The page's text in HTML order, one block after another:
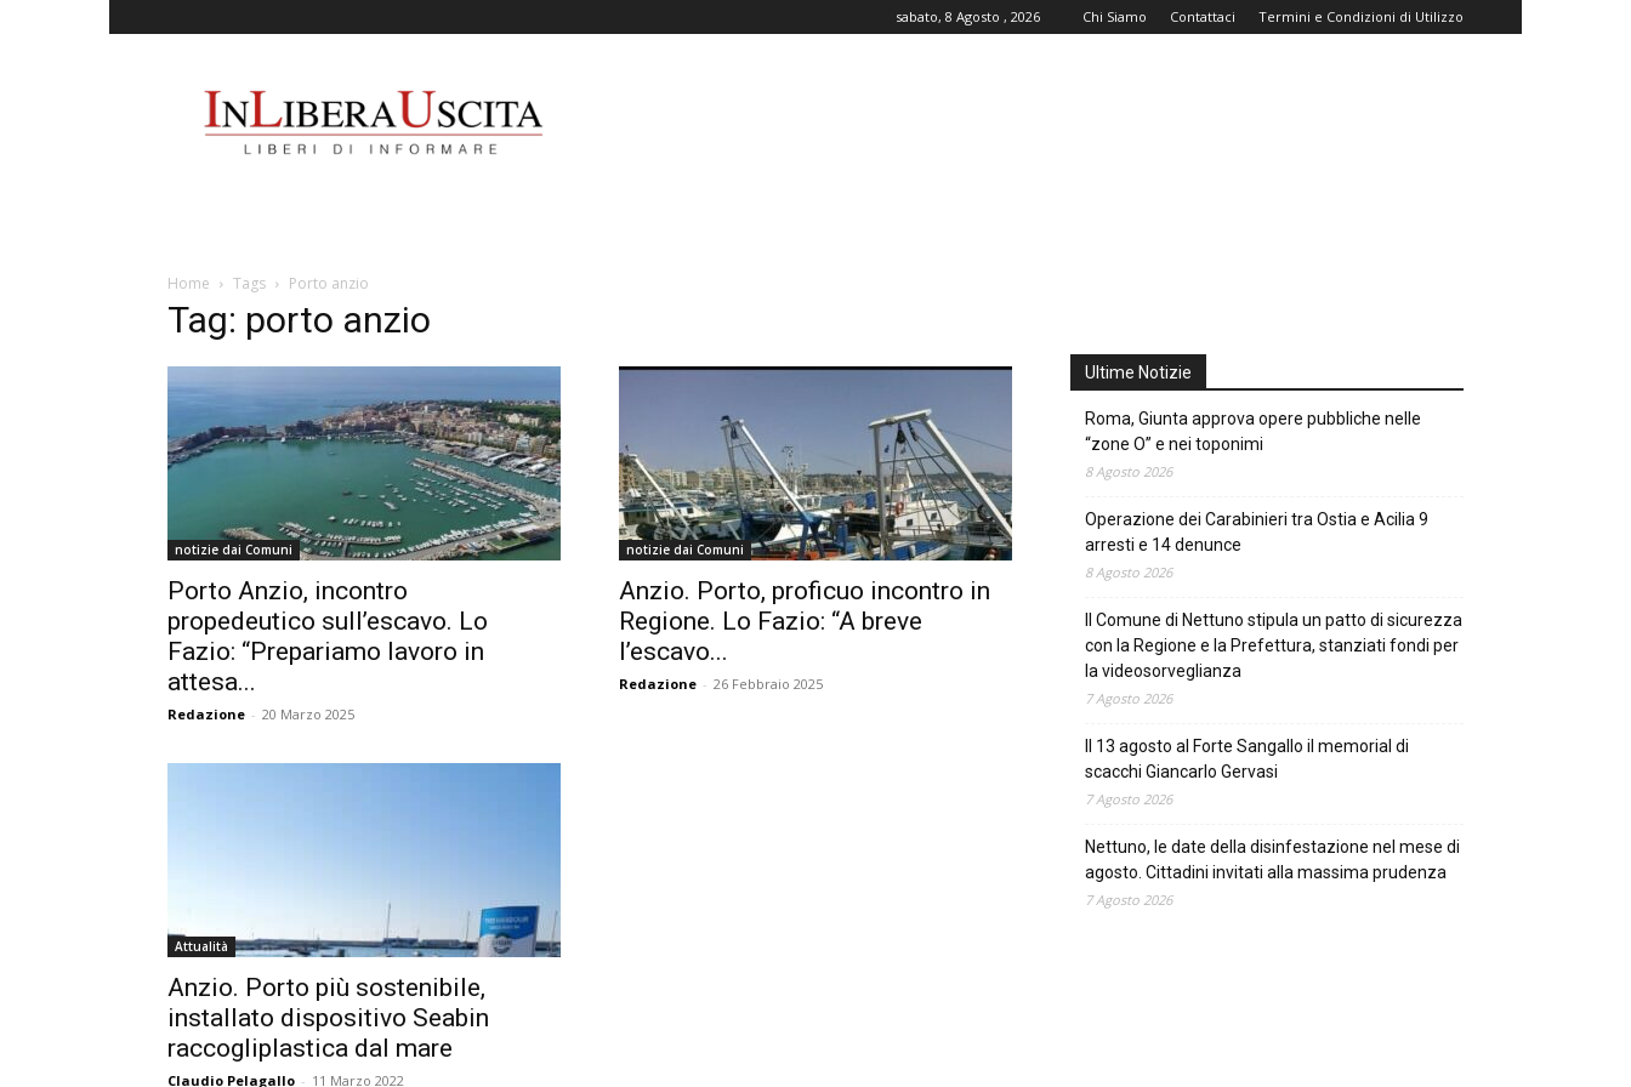
sabato, 8 Agosto , 2026 Chi Siamo Contattaci Termini e Condizioni di Utilizzo
Home Tags Porto anzio
Tag: porto anzio
notizie dai Comuni
Porto Anzio, incontro
propedeutico sull’escavo. Lo
Fazio: “Prepariamo lavoro in
attesa...
Redazione - 20 Marzo 2025
notizie dai Comuni
Anzio. Porto, proficuo incontro in
Regione. Lo Fazio: “A breve
l’escavo...
Redazione - 26 Febbraio 2025
Attualità
Anzio. Porto più sostenibile,
installato dispositivo Seabin
raccogliplastica dal mare
Claudio Pelagallo - 11 Marzo 2022
Ultime Notizie
Roma, Giunta approva opere pubbliche nelle
“zone O” e nei toponimi
8 Agosto 2026
Operazione dei Carabinieri tra Ostia e Acilia 9
arresti e 14 denunce
8 Agosto 2026
Il Comune di Nettuno stipula un patto di sicurezza
con la Regione e la Prefettura, stanziati fondi per
la videosorveglianza
7 Agosto 2026
Il 13 agosto al Forte Sangallo il memorial di
scacchi Giancarlo Gervasi
7 Agosto 2026
Nettuno, le date della disinfestazione nel mese di
agosto. Cittadini invitati alla massima prudenza
7 Agosto 2026